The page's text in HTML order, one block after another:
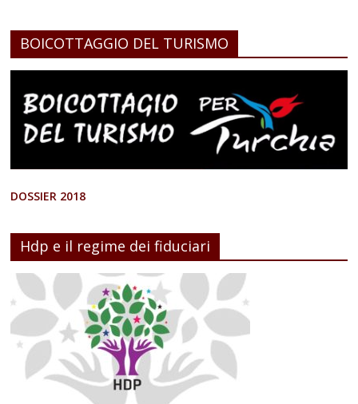
BOICOTTAGGIO DEL TURISMO
DOSSIER 2018
Hdp e il regime dei fiduciari